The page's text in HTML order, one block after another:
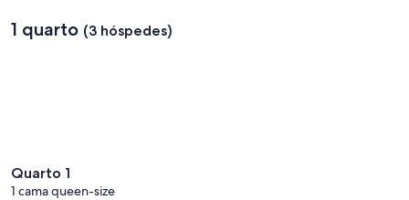
1 quarto (3 hóspedes)
Quarto 1
1 cama queen-size